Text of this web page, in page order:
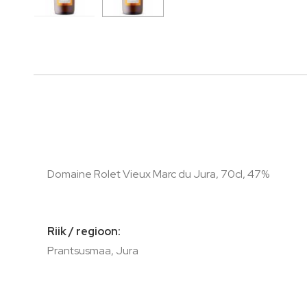
Domaine Rolet Vieux Marc du Jura, 70cl, 47%
Riik / regioon:
Prantsusmaa, Jura